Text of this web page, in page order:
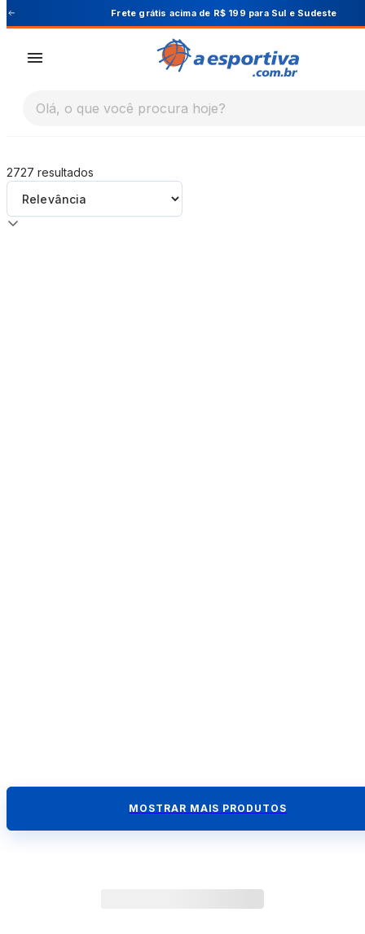
A Esportiva Cupom PRIMEIRA10 para 10% OFF na
Olá, o que você procura hoje?
2727 resultados
MOSTRAR MAIS PRODUTOS